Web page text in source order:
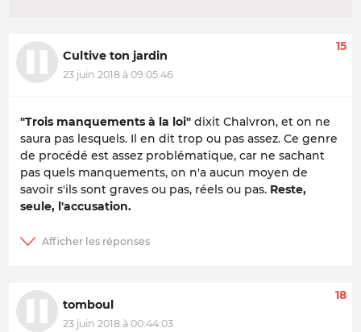
Cultive ton jardin
23 juin 2018 à 09:05:46
15
"Trois manquements à la loi" dixit Chalvron, et on ne
saura pas lesquels. Il en dit trop ou pas assez. Ce genre
de procédé est assez problématique, car ne sachant
pas quels manquements, on n'a aucun moyen de
savoir s'ils sont graves ou pas, réels ou pas. Reste,
seule, l'accusation.
tomboul
23 juin 2018 à 00:44:03
18